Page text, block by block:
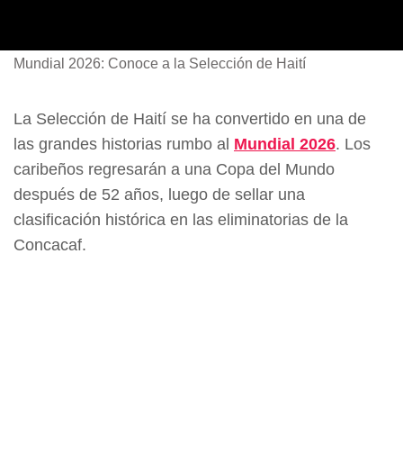
Mundial 2026: Conoce a la Selección de Haití
La Selección de Haití se ha convertido en una de
las grandes historias rumbo al Mundial 2026. Los
caribeños regresarán a una Copa del Mundo
después de 52 años, luego de sellar una
clasificación histórica en las eliminatorias de la
Concacaf.